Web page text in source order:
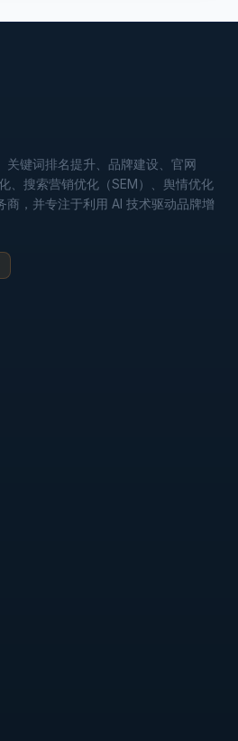
关键词排名提升、品牌建设、官网
、搜索营销优化（SEM）、舆情优化
商，并专注于利用 AI 技术驱动品牌增